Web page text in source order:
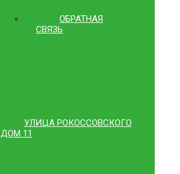
ОБРАТНАЯ
СВЯЗЬ
УЛИЦА РОКОССОВСКОГО
ДОМ 11